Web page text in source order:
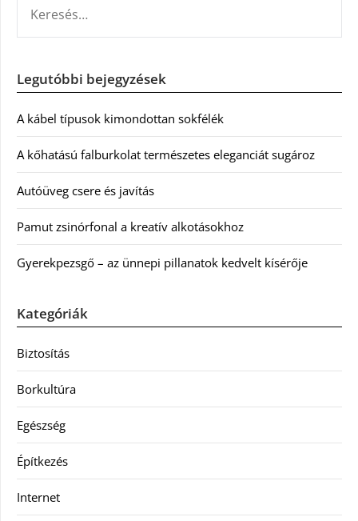
Legutóbbi bejegyzések
A kábel típusok kimondottan sokfélék
A kőhatású falburkolat természetes eleganciát sugároz
Autóüveg csere és javítás
Pamut zsinórfonal a kreatív alkotásokhoz
Gyerekpezsgő – az ünnepi pillanatok kedvelt kísérője
Kategóriák
Biztosítás
Borkultúra
Egészség
Építkezés
Internet